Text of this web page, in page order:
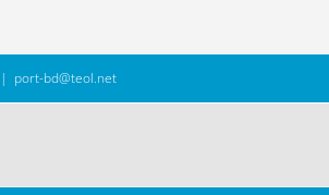
| port-bd@teol.net